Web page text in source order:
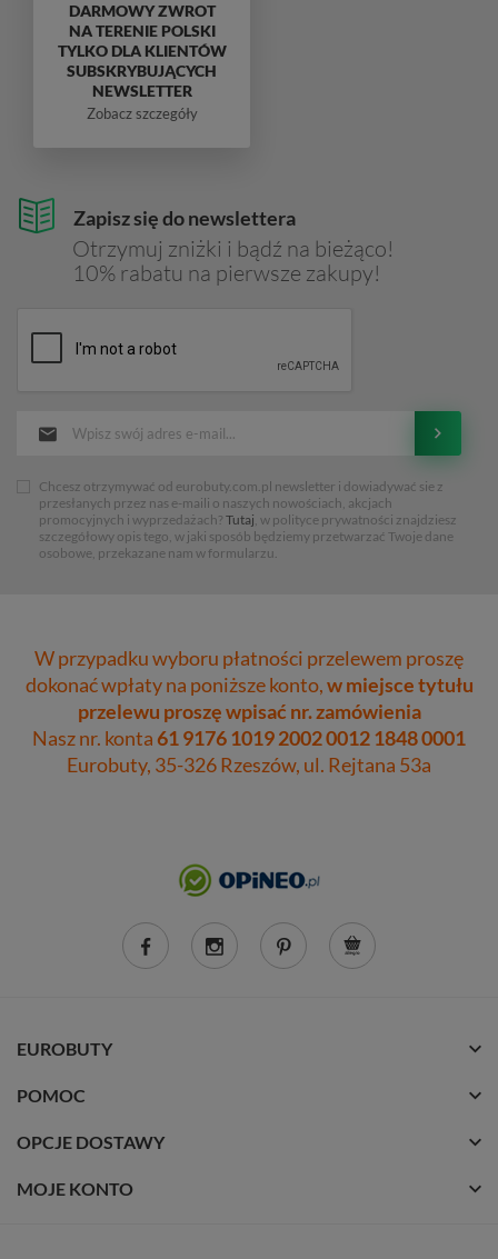
Zapisz się do newslettera
Otrzymuj zniżki i bądź na bieżąco!
10% rabatu na pierwsze zakupy!
Chcesz otrzymywać od eurobuty.com.pl newsletter i dowiadywać sie z
przesłanych przez nas e-maili o naszych nowościach, akcjach
promocyjnych i wyprzedażach? Tutaj, w polityce prywatności znajdziesz
szczegółowy opis tego, w jaki sposób będziemy przetwarzać Twoje dane
osobowe, przekazane nam w formularzu.
DARMOWY ZWROT
NA TERENIE POLSKI
TYLKO DLA KLIENTÓW
SUBSKRYBUJĄCYCH
NEWSLETTER
Zobacz szczegóły
W przypadku wyboru płatności przelewem proszę
dokonać wpłaty na poniższe konto,w miejsce tytułu
przelewu proszę wpisać nr. zamówienia
Nasz nr. konta61 9176 1019 2002 0012 1848 0001
Eurobuty, 35-326 Rzeszów, ul. Rejtana 53a
EUROBUTY
POMOC
OPCJE DOSTAWY
MOJE KONTO